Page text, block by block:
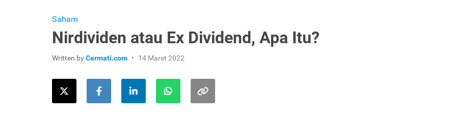
Saham
Nirdividen atau Ex Dividend, Apa Itu?
Written byCermati.com 14 Maret 2022